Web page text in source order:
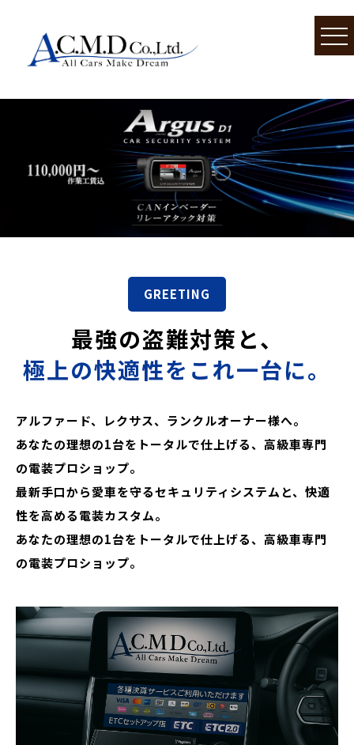
GREETING
最強の盗難対策と、
極上の快適性をこれ一台に。
アルファード、レクサス、ランクルオーナー様へ。
あなたの理想の1台をトータルで仕上げる、高級車専門
の電装プロショップ。
最新手口から愛車を守るセキュリティシステムと、快適
性を高める電装カスタム。
あなたの理想の1台をトータルで仕上げる、高級車専門
の電装プロショップ。